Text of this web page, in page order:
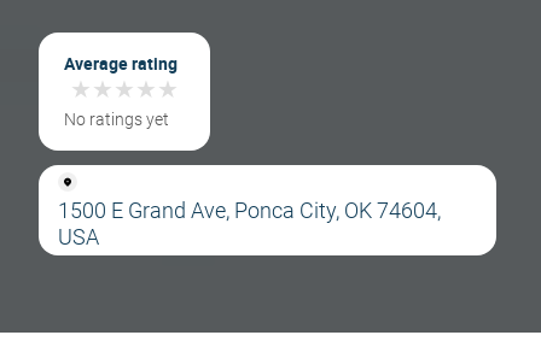
Average rating
★★★★★
★★★★★
No ratings yet
1500 E Grand Ave, Ponca City, OK 74604,
USA